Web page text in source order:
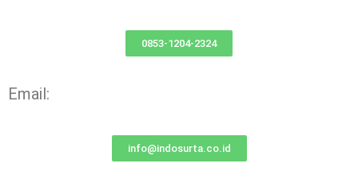
0853-1204-2324
Email:
info@indosurta.co.id